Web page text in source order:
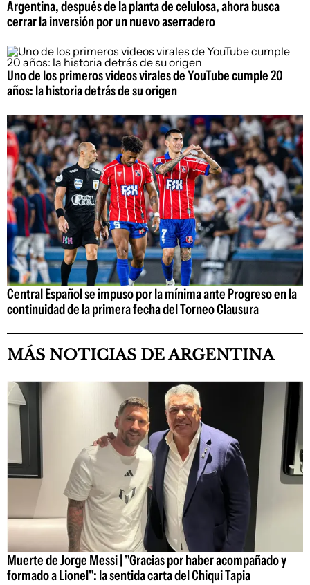
Argentina, después de la planta de celulosa, ahora busca
cerrar la inversión por un nuevo aserradero
Uno de los primeros videos virales de YouTube cumple 20
años: la historia detrás de su origen
Central Español se impuso por la mínima ante Progreso en la
continuidad de la primera fecha del Torneo Clausura
MÁS NOTICIAS DE ARGENTINA
Muerte de Jorge Messi | "Gracias por haber acompañado y
formado a Lionel": la sentida carta del Chiqui Tapia